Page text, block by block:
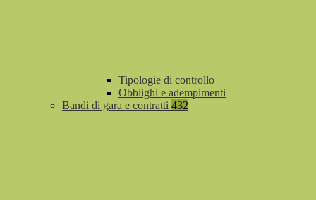
Tipologie di controllo
Obblighi e adempimenti
Bandi di gara e contratti 432